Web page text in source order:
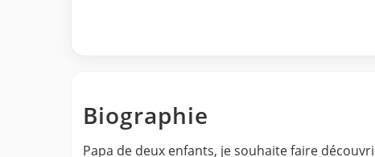
Biographie
Papa de deux enfants, je souhaite faire